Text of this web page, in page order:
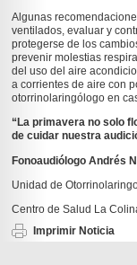
Algunas
ventilados, evaluar y
protegerse de los
prevenir molestias
del uso del aire
a corrientes de aire con
otorrinolaringólogo en
“La primavera no solo
de cuidar nuestra
Fonoaudiólogo Andrés
Unidad de
Centro de Salud La
Imprimir Noticia